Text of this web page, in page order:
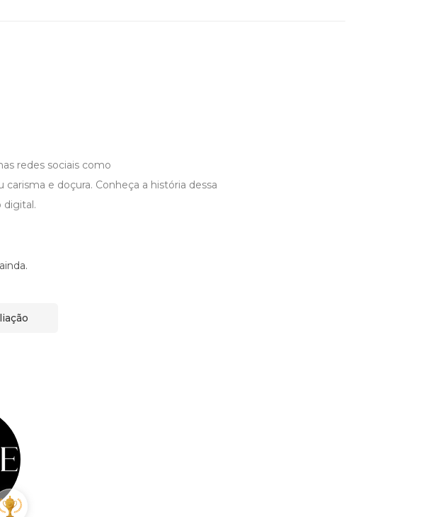
redes sociais como
e doçura. Conheça a história dessa
digital.